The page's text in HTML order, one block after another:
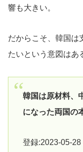
響も大きい。
だからこそ、韓国は
たいという意図はあ
韓国は原材料、
になった両国の
登録:2023-05-